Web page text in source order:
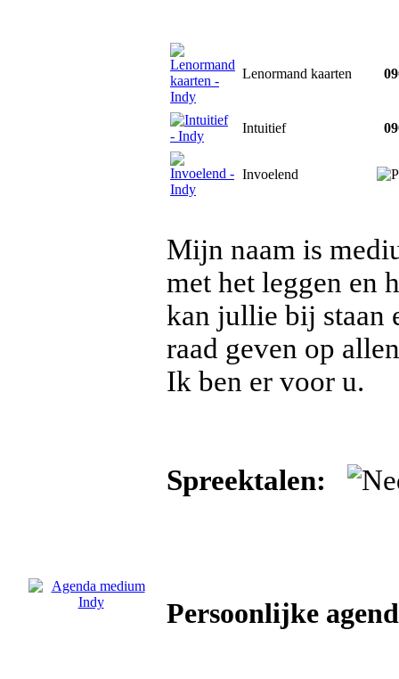
Lenormand kaarten
Intuitief
Invoelend
Mijn naam is
met het leggen en
kan jullie bij staan
raad geven op
Ik ben er voor u.
Spreektalen:
Persoonlijke